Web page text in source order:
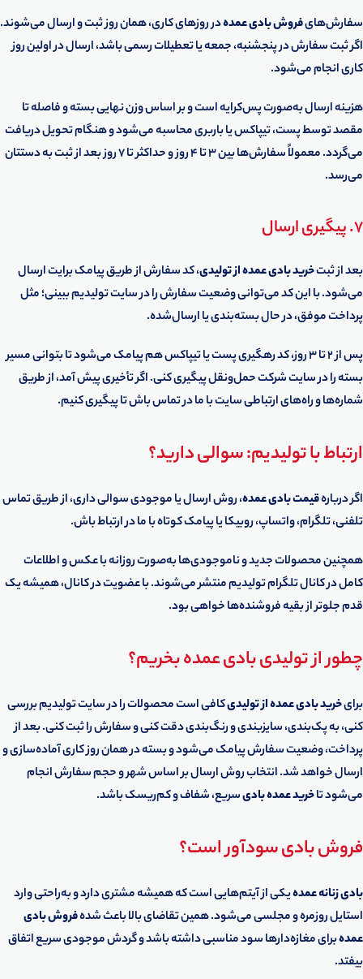
سفارش‌هایفروش بادی عمدهدر روزهای کاری، همان روز ثبت و ارسال می‌شوند.
اگر ثبت سفارش در پنجشنبه، جمعه یا تعطیلات رسمی باشد، ارسال در اولین روز
کاری انجام می‌شود.
هزینه ارسال به‌صورت پس‌کرایه است و بر اساس وزن نهایی بسته و فاصله تا
مقصد توسط پست، تیپاکس یا باربری محاسبه می‌شود و هنگام تحویل دریافت
می‌گردد. معمولاً سفارش‌ها بین 3 تا 4 روز و حداکثر تا 7 روز بعد از ثبت به دستتان
می‌رسد.
7. پیگیری ارسال
بعد از ثبتخرید بادی عمده از تولیدی، کد سفارش از طریق پیامک برایت ارسال
می‌شود. با این کد می‌توانی وضعیت سفارش را در سایت تولیدیم ببینی؛ مثل
پرداخت موفق، در حال بسته‌بندی یا ارسال‌شده.
پس از 2 تا 3 روز، کد رهگیری پست یا تیپاکس هم پیامک می‌شود تا بتوانی مسیر
بسته را در سایت شرکت حمل‌ونقل پیگیری کنی. اگر تأخیری پیش آمد، از طریق
شماره‌ها و راه‌های ارتباطی سایت با ما در تماس باش تا پیگیری کنیم.
ارتباط با تولیدیم: سوالی دارید؟
اگر دربارهقیمت بادی عمده، روش ارسال یا موجودی سوالی داری، از طریق تماس
تلفنی، تلگرام، واتساپ، روبیکا یا پیامک کوتاه با ما در ارتباط باش.
همچنین محصولات جدید و ناموجودی‌ها به‌صورت روزانه با عکس و اطلاعات
کامل در کانال تلگرام تولیدیم منتشر می‌شوند. با عضویت در کانال، همیشه یک
قدم جلوتر از بقیه فروشنده‌ها خواهی بود.
چطور از تولیدی بادی عمده بخریم؟
برایخرید بادی عمده از تولیدیکافی است محصولات را در سایت تولیدیم بررسی
کنی، به پک‌بندی، سایزبندی و رنگ‌بندی دقت کنی و سفارش را ثبت کنی. بعد از
پرداخت، وضعیت سفارش پیامک می‌شود و بسته در همان روز کاری آماده‌سازی و
ارسال خواهد شد. انتخاب روش ارسال بر اساس شهر و حجم سفارش انجام
می‌شود تاخرید عمده بادیسریع، شفاف و کم‌ریسک باشد.
فروش بادی سودآور است؟
بادی زنانه عمدهیکی از آیتم‌هایی است که همیشه مشتری دارد و به‌راحتی وارد
استایل روزمره و مجلسی می‌شود. همین تقاضای بالا باعث شدهفروش بادی
عمدهبرای مغازه‌دارها سود مناسبی داشته باشد و گردش موجودی سریع اتفاق
بیفتد.